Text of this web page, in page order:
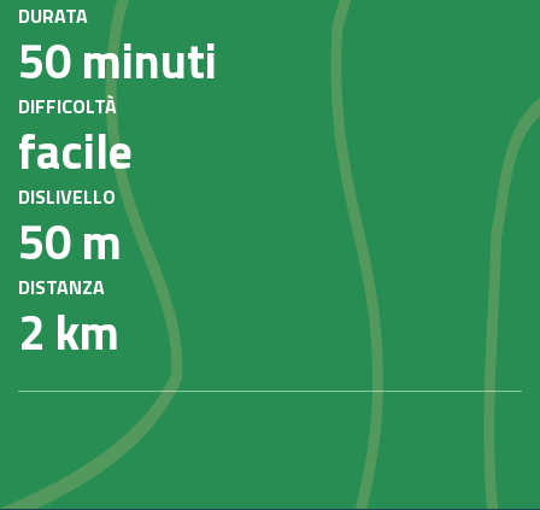
DURATA
50 minuti
DIFFICOLTÀ
facile
DISLIVELLO
50 m
DISTANZA
2 km